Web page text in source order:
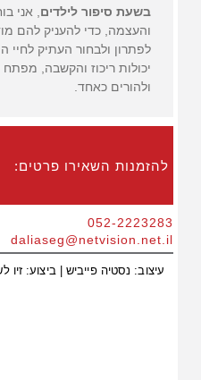
בשעת סיפור לילדים , אני
והעצמה, כדי להעניק להם
לפתרון ולבחור העתיק
יכולות ריכוז והקשבה,
ולהורים כאחד.
להזמנות השאירו פרטים:
052-2223283
daliaseg@netvision.net.il
עיצוב: נסטיה פייביש| ביצוע: זיו